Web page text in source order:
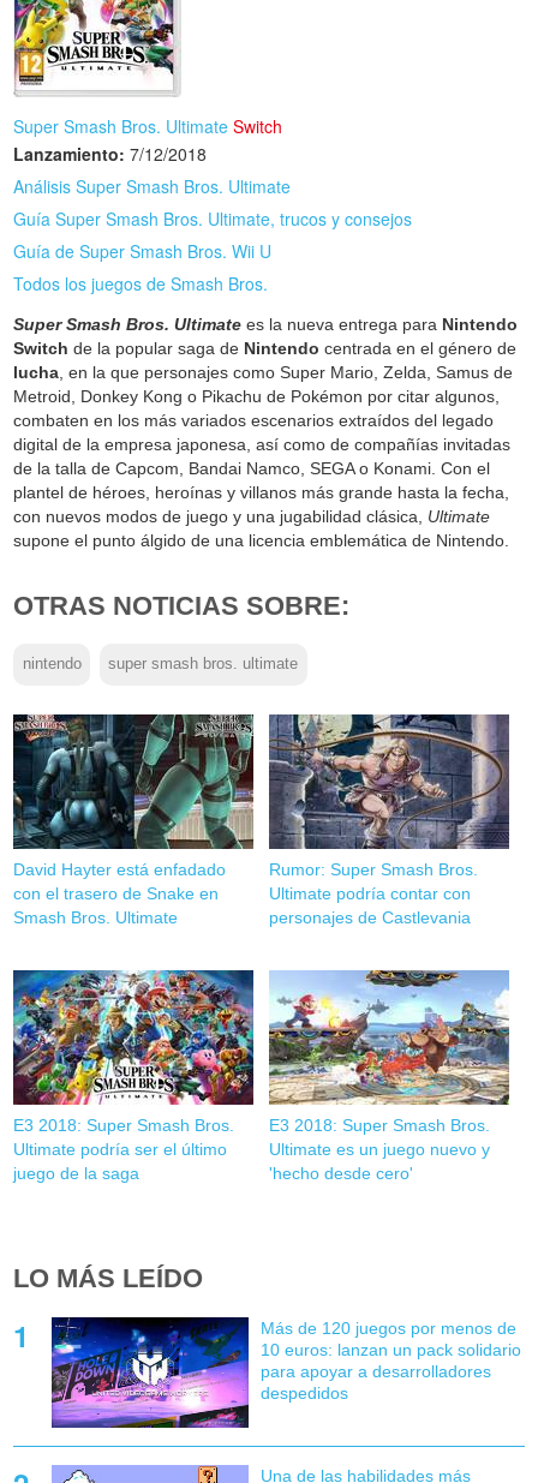
Super Smash Bros. Ultimate Switch
Lanzamiento: 7/12/2018
Análisis Super Smash Bros. Ultimate
Guía Super Smash Bros. Ultimate, trucos y consejos
Guía de Super Smash Bros. Wii U
Todos los juegos de Smash Bros.
Super Smash Bros. Ultimate es la nueva entrega para Nintendo
Switch de la popular saga de Nintendo centrada en el género de
lucha, en la que personajes como Super Mario, Zelda, Samus de
Metroid, Donkey Kong o Pikachu de Pokémon por citar algunos,
combaten en los más variados escenarios extraídos del legado
digital de la empresa japonesa, así como de compañías invitadas
de la talla de Capcom, Bandai Namco, SEGA o Konami. Con el
plantel de héroes, heroínas y villanos más grande hasta la fecha,
con nuevos modos de juego y una jugabilidad clásica, Ultimate
supone el punto álgido de una licencia emblemática de Nintendo.
OTRAS NOTICIAS SOBRE:
nintendo super smash bros. ultimate
David Hayter está enfadado
con el trasero de Snake en
Smash Bros. Ultimate
Rumor: Super Smash Bros.
Ultimate podría contar con
personajes de Castlevania
E3 2018: Super Smash Bros.
Ultimate podría ser el último
juego de la saga
E3 2018: Super Smash Bros.
Ultimate es un juego nuevo y
'hecho desde cero'
LO MÁS LEÍDO
Más de 120 juegos por menos de
10 euros: lanzan un pack solidario
para apoyar a desarrolladores
despedidos
Una de las habilidades más